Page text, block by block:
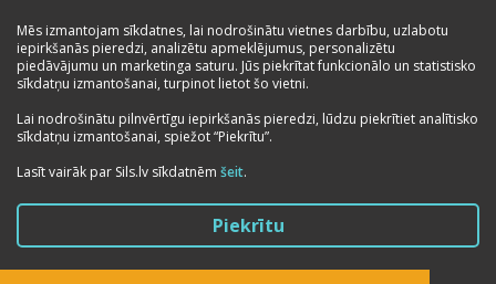
Mēs izmantojam sīkdatnes, lai nodrošinātu vietnes darbību, uzlabotu
iepirkšanās pieredzi, analizētu apmeklējumus, personalizētu
piedāvājumu un marketinga saturu. Jūs piekrītat funkcionālo un statistisko
sīkdatņu izmantošanai, turpinot lietot šo vietni.
Lai nodrošinātu pilnvērtīgu iepirkšanās pieredzi, lūdzu piekrītiet analītisko
sīkdatņu izmantošanai, spiežot “Piekrītu”.
Lasīt vairāk par Sils.lv sīkdatnēm šeit.
Piekrītu